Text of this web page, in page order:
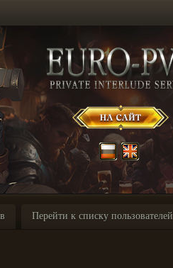
Перейти к списку пользователей